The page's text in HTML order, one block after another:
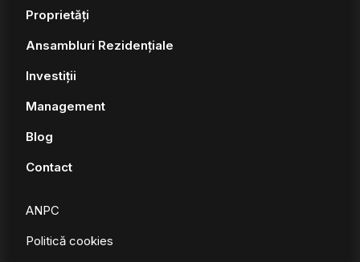
Proprietăți
Ansambluri Rezidențiale
Investiții
Management
Blog
Contact
ANPC
Politică cookies